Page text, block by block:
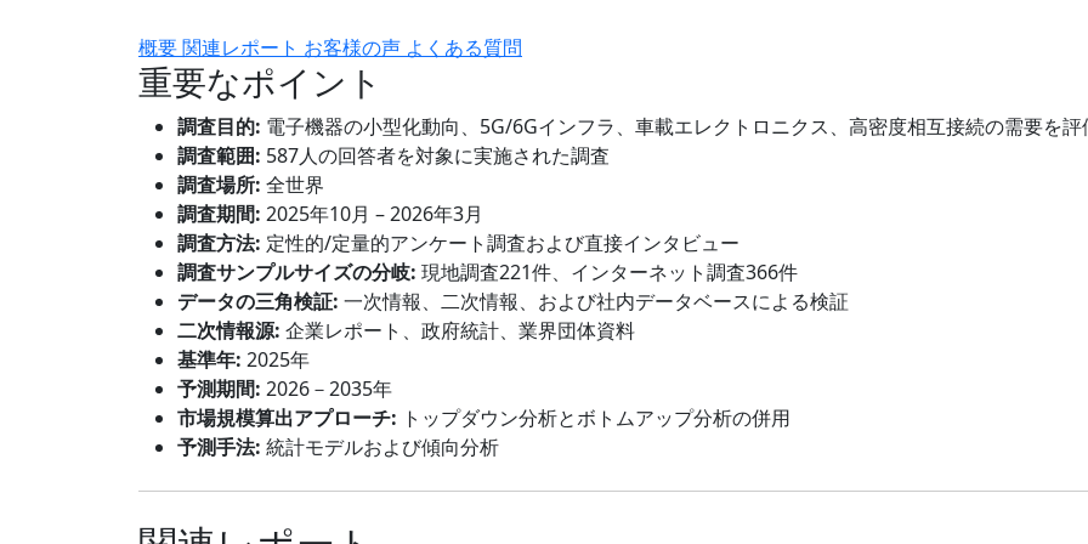
概要関連レポート お客様の声 よくある質問
重要なポイント
調査目的: 電子機器の小型化動向、5G/6Gインフラ、車載エレクトロニクス、高密度相互接続の需要を評
調査範囲: 587人の回答者を対象に実施された調査
調査場所: 全世界
調査期間: 2025年10月 – 2026年3月
調査方法: 定性的/定量的アンケート調査および直接インタビュー
調査サンプルサイズの分岐: 現地調査221件、インターネット調査366件
データの三角検証: 一次情報、二次情報、および社内データベースによる検証
二次情報源: 企業レポート、政府統計、業界団体資料
基準年: 2025年
予測期間: 2026－2035年
市場規模算出アプローチ: トップダウン分析とボトムアップ分析の併用
予測手法: 統計モデルおよび傾向分析